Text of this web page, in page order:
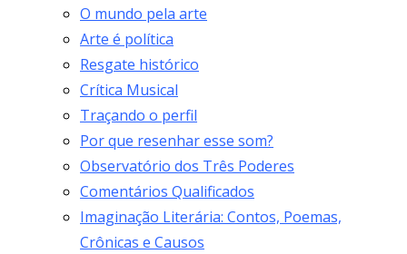
O mundo pela arte
Arte é política
Resgate histórico
Crítica Musical
Traçando o perfil
Por que resenhar esse som?
Observatório dos Três Poderes
Comentários Qualificados
Imaginação Literária: Contos, Poemas,
Crônicas e Causos